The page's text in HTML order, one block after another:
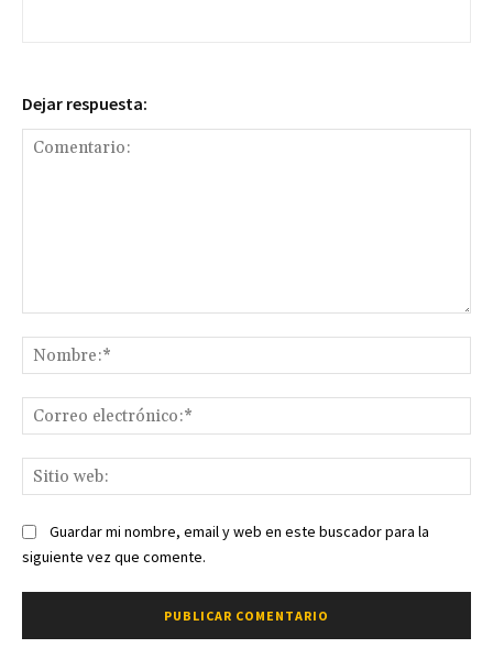
Dejar respuesta:
Guardar mi nombre, email y web en este buscador para la
siguiente vez que comente.